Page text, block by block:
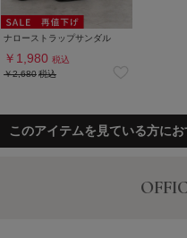
ナローストラップサンダル
￥1,980 税込
￥2,680税込
このアイテムを見ている方に